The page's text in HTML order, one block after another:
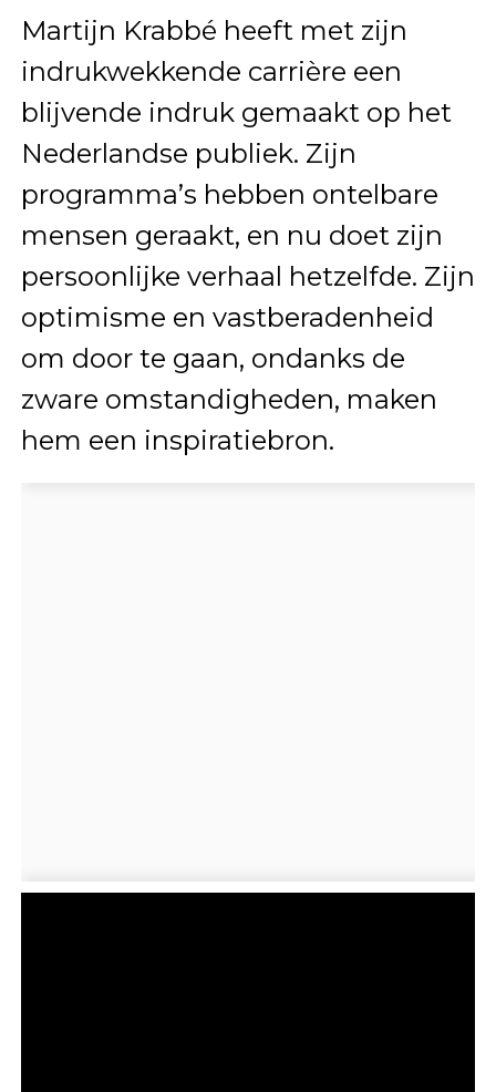
Martijn Krabbé heeft met zijn
indrukwekkende carrière een
blijvende indruk gemaakt op het
Nederlandse publiek. Zijn
programma’s hebben ontelbare
mensen geraakt, en nu doet zijn
persoonlijke verhaal hetzelfde. Zijn
optimisme en vastberadenheid
om door te gaan, ondanks de
zware omstandigheden, maken
hem een inspiratiebron.